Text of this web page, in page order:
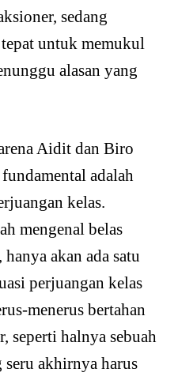
sedang
untuk memukul
alasan yang
Aidit dan Biro
adalah
kelas.
mengenal belas
akan ada satu
perjuangan kelas
menerus bertahan
seperti halnya sebuah
akhirnya harus